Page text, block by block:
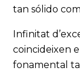
tan sólido
Infinitat
coincideixen
fonamental